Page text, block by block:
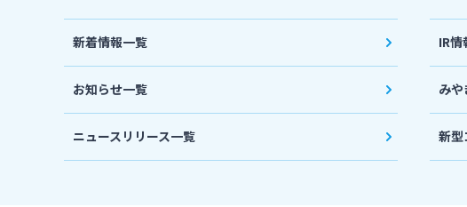
新着情報一覧
お知らせ一覧
ニュースリリース一覧
IR情
み
新型